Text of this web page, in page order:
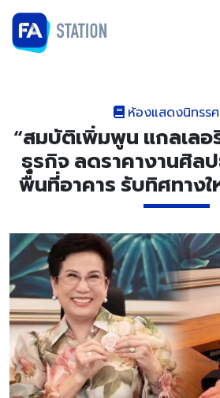
ห้องแสดงนิทรร
“สมบัติเพิ่มพูน แกลเล
ธุรกิจ ลดราคางานศิล
พื้นที่อาคาร รับทิศทาง